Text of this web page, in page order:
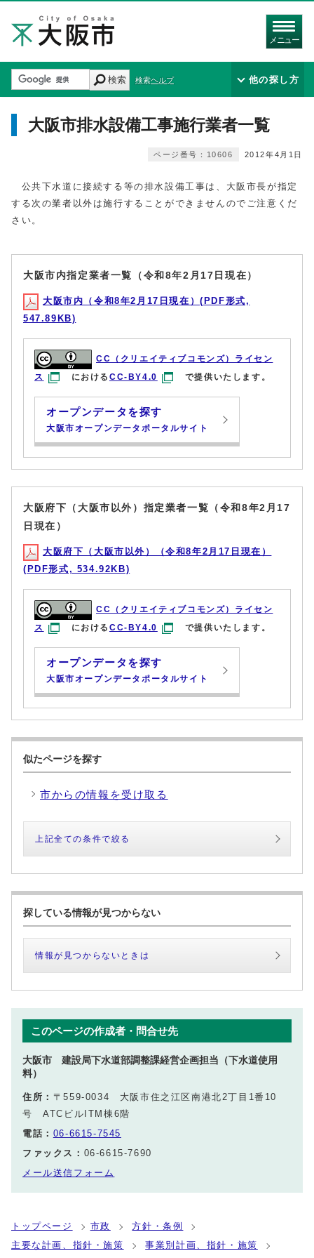
メニュー
検索 検索ヘルプ 他の探し方
大阪市排水設備工事施行業者一覧
2012年4月1日
ページ番号：10606
公共下水道に接続する等の排水設備工事は、大阪市長が指定
する次の業者以外は施行することができませんのでご注意くだ
さい。
大阪市内指定業者一覧（令和8年2月17日現在）
大阪市内（令和8年2月17日現在）(PDF形式,
547.89KB)
CC（クリエイティブコモンズ）ライセン
ス
におけるCC-BY4.0 で提供いたします。
オープンデータを探す
大阪市オープンデータポータルサイト
大阪府下（大阪市以外）指定業者一覧（令和8年2月17
日現在）
大阪府下（大阪市以外）（令和8年2月17日現在）
(PDF形式, 534.92KB)
CC（クリエイティブコモンズ）ライセン
ス
におけるCC-BY4.0 で提供いたします。
オープンデータを探す
大阪市オープンデータポータルサイト
似たページを探す
市からの情報を受け取る
上記全ての条件で絞る
探している情報が見つからない
情報が見つからないときは
このページの作成者・問合せ先
大阪市 建設局下水道部調整課経営企画担当（下水道使用
料）
住所： 〒559-0034 大阪市住之江区南港北2丁目1番10
号 ATCビルITM棟6階
電話： 06-6615-7545
ファックス： 06-6615-7690
メール送信フォーム
トップページ 市政
方針・条例
主要な計画、指針・施策
事業別計画、指針・施策